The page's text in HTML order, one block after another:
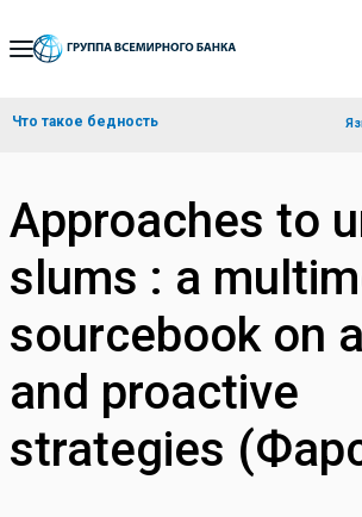
Skip
Navigation
Что такое бедность
Approaches to
slums : a
sourcebook on
and proactive
strategies